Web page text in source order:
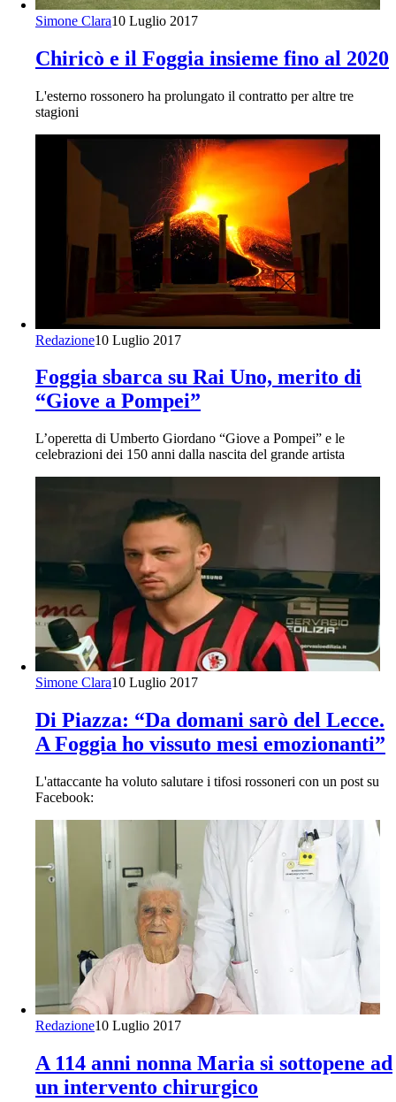
Simone Clara10 Luglio 2017
Chiricò e il Foggia insieme fino al 2020
L'esterno rossonero ha prolungato il contratto per altre tre
stagioni
Redazione10 Luglio 2017
Foggia sbarca su Rai Uno, merito di
“Giove a Pompei”
L’operetta di Umberto Giordano “Giove a Pompei” e le
celebrazioni dei 150 anni dalla nascita del grande artista
Simone Clara10 Luglio 2017
Di Piazza: “Da domani sarò del Lecce.
A Foggia ho vissuto mesi emozionanti”
L'attaccante ha voluto salutare i tifosi rossoneri con un post su
Facebook:
Redazione10 Luglio 2017
A 114 anni nonna Maria si sottopene ad
un intervento chirurgico